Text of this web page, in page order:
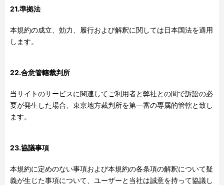
21.準拠法
本規約の成立、効力、履行および解釈に関しては日本国法を適用
します。
22.合意管轄裁判所
当サイトのサービスに関連してご利用者と弊社との間で訴訟の必
要が発生した場合、東京地方裁判所を第一審の専属的管轄と致し
ます。
23.協議事項
本規約に定めのない事項および本規約の各条項の解釈について疑
義が生じた事項について、ユーザーと当社は誠意を持って協議し